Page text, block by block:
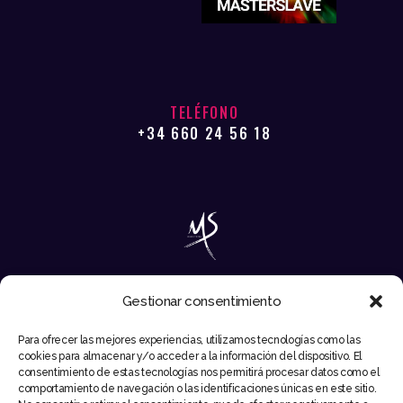
Gestionar consentimiento
Para ofrecer las mejores experiencias, utilizamos tecnologías como las
cookies para almacenar y/o acceder a la información del dispositivo. El
consentimiento de estas tecnologías nos permitirá procesar datos como el
comportamiento de navegación o las identificaciones únicas en este sitio.
TELÉFONO
+34 660 24 56 18
EMAIL
INFO@MIKESYNTEC.COM